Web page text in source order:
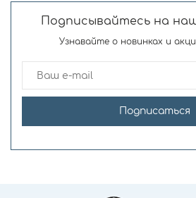
Подписывайтесь на
Узнавайте о новинках и
Подписаться